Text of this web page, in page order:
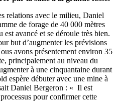
relations avec le milieu, Daniel
de forage de 40 000 mètres
avancé et se déroule très bien.
but d’augmenter les prévisions
avons présentement environ 35
principalement au niveau du
à une cinquantaine durant
espère débuter avec une mine à
Daniel Bergeron : « Il est
pour confirmer cette